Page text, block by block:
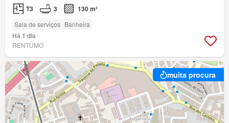
T3 3 130 m²
Sala de serviços Banheira
Há 1 dia
RENTUMO
muita procura